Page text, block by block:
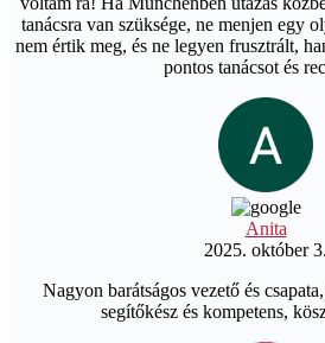
tanácsra van szüksége, ne menjen egy
nem értik meg, és ne legyen frusztrált,
pontos tanácsot és
Anita
2025. október 3.
Nagyon barátságos vezető és
segítőkész és kompetens,